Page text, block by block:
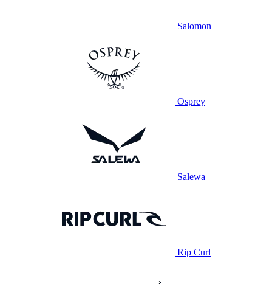
Salomon
Osprey
Salewa
Rip Curl